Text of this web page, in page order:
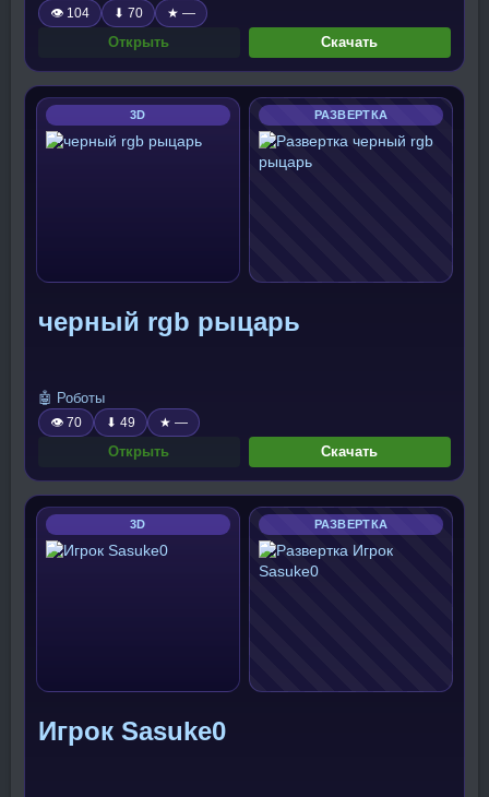
👁 104 ⬇ 70 ★ —
Открыть Скачать
3D РАЗВЕРТКА
черный rgb рыцарь
🤖 Роботы
👁 70 ⬇ 49 ★ —
Открыть Скачать
3D РАЗВЕРТКА
Игрок Sasuke0